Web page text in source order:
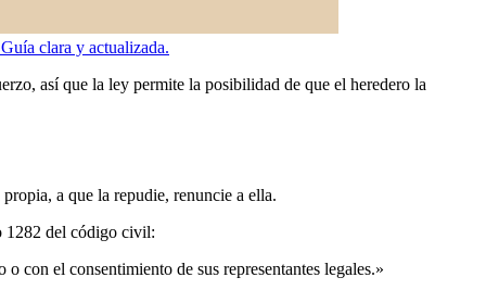
clara y actualizada.
así que la ley permite la posibilidad de que el heredero la
a que la repudie, renuncie a ella.
1282 del código civil:
con el consentimiento de sus representantes legales.»